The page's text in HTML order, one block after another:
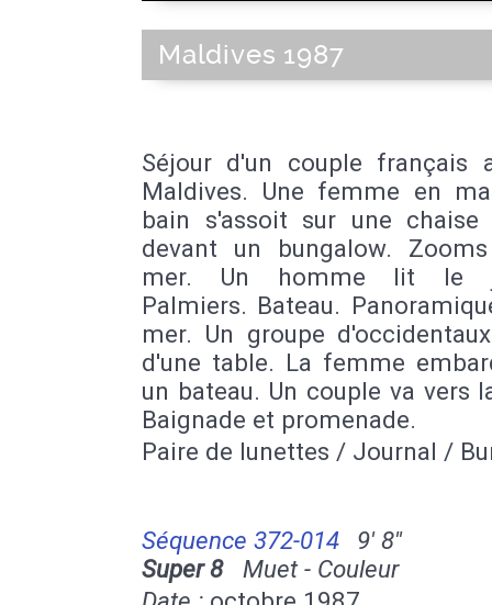
Maldives 1987
Séjour d'un couple français
Maldives. Une femme en
bain s'assoit sur une chaise
devant un bungalow.
mer. Un homme lit le
Palmiers. Bateau.
mer. Un groupe
d'une table. La femme
un bateau. Un couple va vers
Baignade et promenade.
Paire de lunettes / Journal /
Séquence 372-014
9' 8''
Super 8Muet - Couleur